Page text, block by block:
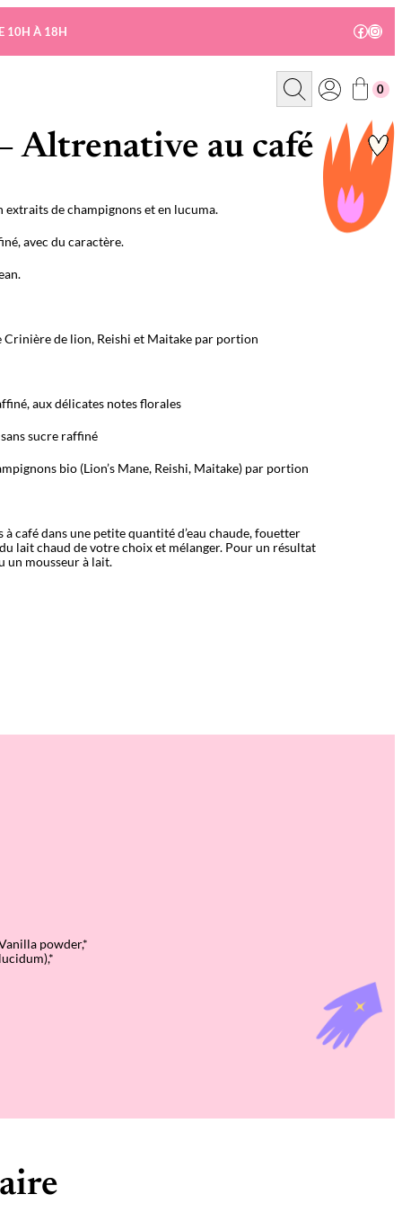
10H À 18H
R
c
r
0
Altrenative au café
de champignons et en lucuma.
avec du caractère.
Crinière de lion, Reishi et Maitake par portion
aux délicates notes florales
sucre raffiné
bio (Lion’s Mane, Reishi, Maitake) par portion
à café dans une petite quantité d’eau chaude, fouetter
lait chaud de votre choix et mélanger. Pour un résultat
un mousseur à lait.
powder,*